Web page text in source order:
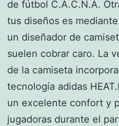
de fútbol C.A.C.N.A.
tus diseños es
un diseñador de
suelen cobrar caro. La
de la camiseta
tecnología adidas
un excelente confort y
jugadoras durante el